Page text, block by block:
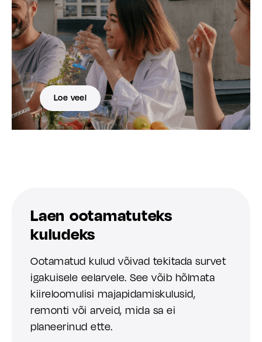
Loe veel
Laen ootamatuteks
kuludeks
Ootamatud kulud võivad tekitada survet
igakuisele eelarvele. See võib hõlmata
kiireloomulisi majapidamiskulusid,
remonti või arveid, mida sa ei
planeerinud ette.